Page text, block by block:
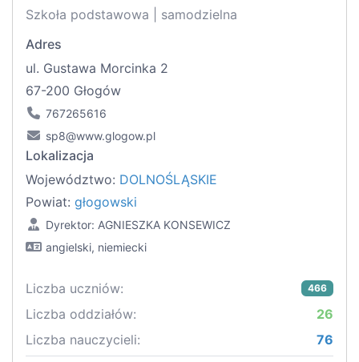
Szkoła podstawowa | samodzielna
Adres
ul. Gustawa Morcinka 2
67-200 Głogów
767265616
sp8@www.glogow.pl
Lokalizacja
Województwo: DOLNOŚLĄSKIE
Powiat: głogowski
Dyrektor: AGNIESZKA KONSEWICZ
angielski, niemiecki
Liczba uczniów: 466
Liczba oddziałów:
26
Liczba nauczycieli:
76